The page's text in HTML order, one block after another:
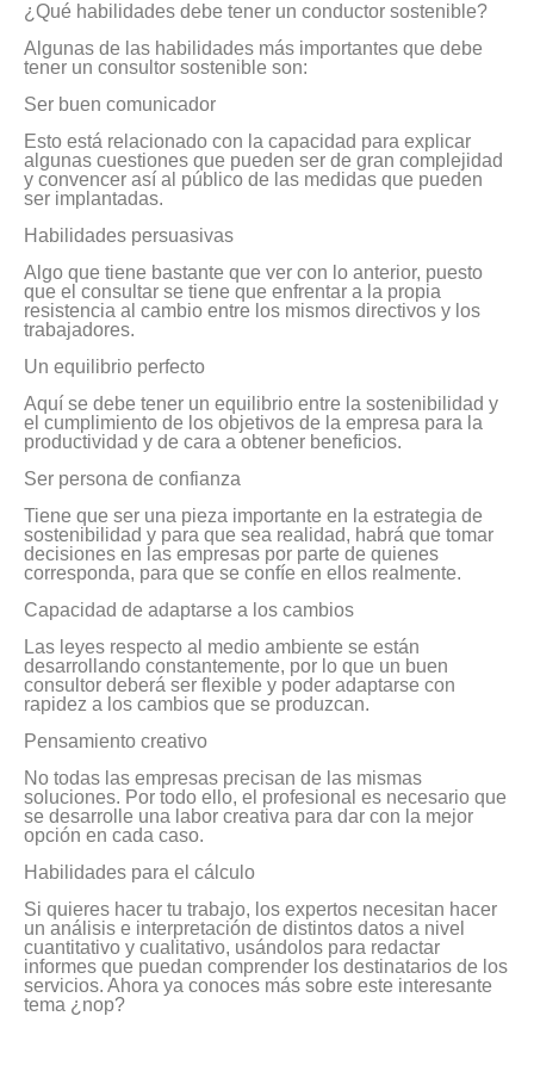
¿Qué habilidades debe tener un conductor sostenible?
Algunas de las habilidades más importantes que debe
tener un consultor sostenible son:
Ser buen comunicador
Esto está relacionado con la capacidad para explicar
algunas cuestiones que pueden ser de gran complejidad
y convencer así al público de las medidas que pueden
ser implantadas.
Habilidades persuasivas
Algo que tiene bastante que ver con lo anterior, puesto
que el consultar se tiene que enfrentar a la propia
resistencia al cambio entre los mismos directivos y los
trabajadores.
Un equilibrio perfecto
Aquí se debe tener un equilibrio entre la sostenibilidad y
el cumplimiento de los objetivos de la empresa para la
productividad y de cara a obtener beneficios.
Ser persona de confianza
Tiene que ser una pieza importante en la estrategia de
sostenibilidad y para que sea realidad, habrá que tomar
decisiones en las empresas por parte de quienes
corresponda, para que se confíe en ellos realmente.
Capacidad de adaptarse a los cambios
Las leyes respecto al medio ambiente se están
desarrollando constantemente, por lo que un buen
consultor deberá ser flexible y poder adaptarse con
rapidez a los cambios que se produzcan.
Pensamiento creativo
No todas las empresas precisan de las mismas
soluciones. Por todo ello, el profesional es necesario que
se desarrolle una labor creativa para dar con la mejor
opción en cada caso.
Habilidades para el cálculo
Si quieres hacer tu trabajo, los expertos necesitan hacer
un análisis e interpretación de distintos datos a nivel
cuantitativo y cualitativo, usándolos para redactar
informes que puedan comprender los destinatarios de los
servicios. Ahora ya conoces más sobre este interesante
tema ¿nop?